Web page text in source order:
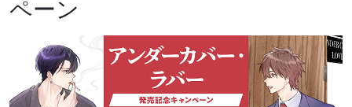
ペーン